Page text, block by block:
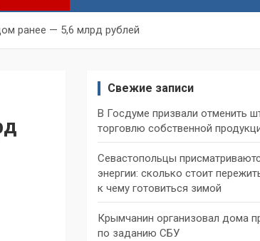
ранее — 5,6 млрд рублей
Свежие записи
В Госдуме призвали отменить
торговлю собственной
Севастопольцы
энергии: сколько стоит
к чему готовиться зимой
Крымчанин организовал дома
по заданию СБУ